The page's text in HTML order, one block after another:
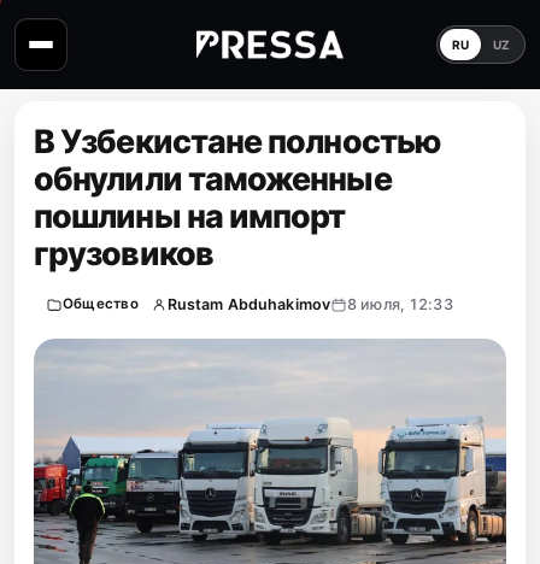
RU UZ
В Узбекистане полностью
обнулили таможенные
пошлины на импорт
грузовиков
Общество Rustam Abduhakimov 8 июля, 12:33